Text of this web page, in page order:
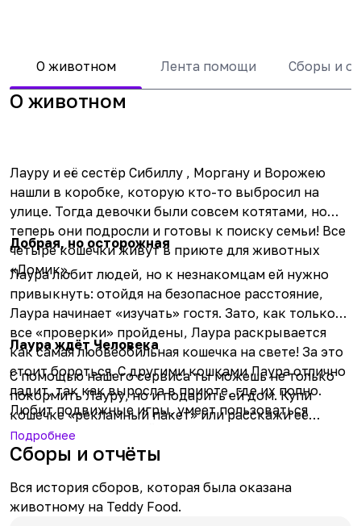
О животном Лента помощи Сборы и
О животном
Лауру и её сестёр Сибиллу , Моргану и Ворожею
нашли в коробке, которую кто-то выбросил на
улице. Тогда девочки были совсем котятами, но
теперь они подросли и готовы к поиску семьи! Все
четыре кошечки живут в приюте для животных
«Домик».
Добрая, но осторожная
Лаура любит людей, но к незнакомцам ей нужно
привыкнуть: отойдя на безопасное расстояние,
Лаура начинает «изучать» гостя. Зато, как только
все «проверки» пройдены, Лаура раскрывается
как самая любвеобильная кошечка на свете! За это
стоит бороться. С другими кошками Лаура отлично
ладит, так как выросла в приюте, где их полно.
Любит подвижные игры, умеет пользоваться
лотком и когтеточкой.
Лаура ждёт Человека
С помощью нашего сервиса ты можешь не только
покормить Лауру, но и подарить ей дом. Купи
кошечке «рекламный пакет» или расскажи её
историю в соцсетях — она будет очень благодарна!
Благодаря TEDDY FOOD уже около тысячи
Подробнее
Сборы и отчёты
Вся история сборов, которая была оказана
животному на Teddy Food.